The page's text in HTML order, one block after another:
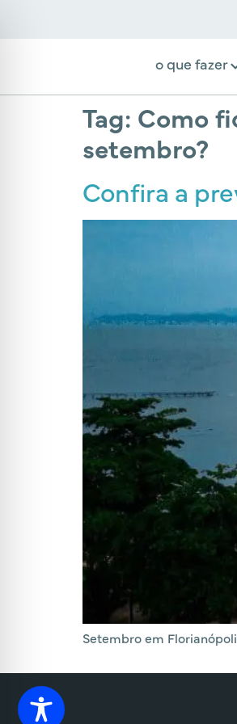
o que fazer
Tag: Como
setembro?
Confira a
Setembro em